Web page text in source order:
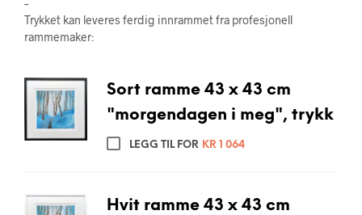
–
Trykket kan leveres ferdig innrammet fra profesjonell
rammemaker:
Sort ramme 43 x 43 cm
"morgendagen i meg", trykk
LEGG TIL FOR KR1 064
Hvit ramme 43 x 43 cm